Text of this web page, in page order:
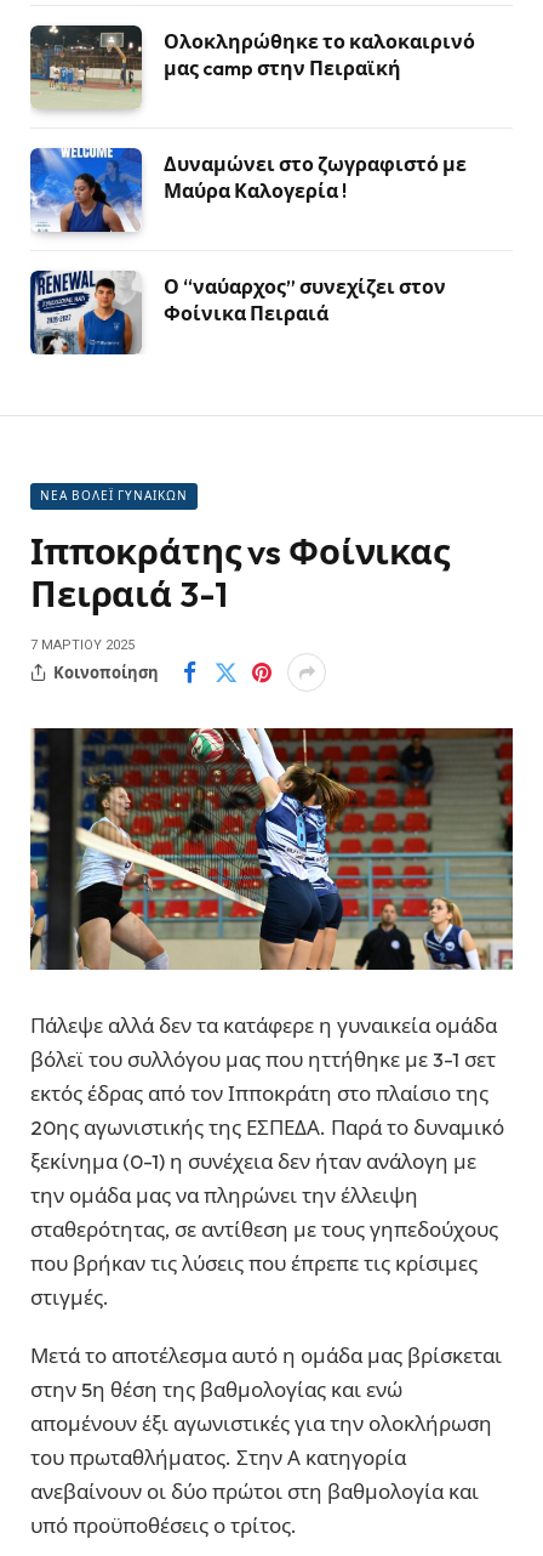
Ολοκληρώθηκε το καλοκαιρινό
μας camp στην Πειραϊκή
Δυναμώνει στο ζωγραφιστό με
Μαύρα Καλογερία !
Ο “ναύαρχος” συνεχίζει στον
Φοίνικα Πειραιά
ΝΕΑ ΒΟΛΕΪ ΓΥΝΑΙΚΩΝ
Ιπποκράτης vs Φοίνικας
Πειραιά 3-1
7 ΜΑΡΤΊΟΥ 2025
Κοινοποίηση
Πάλεψε αλλά δεν τα κατάφερε η γυναικεία ομάδα
βόλεϊ του συλλόγου μας που ηττήθηκε με 3-1 σετ
εκτός έδρας από τον Ιπποκράτη στο πλαίσιο της
20ης αγωνιστικής της ΕΣΠΕΔΑ. Παρά το δυναμικό
ξεκίνημα (0-1) η συνέχεια δεν ήταν ανάλογη με
την ομάδα μας να πληρώνει την έλλειψη
σταθερότητας, σε αντίθεση με τους γηπεδούχους
που βρήκαν τις λύσεις που έπρεπε τις κρίσιμες
στιγμές.
Μετά το αποτέλεσμα αυτό η ομάδα μας βρίσκεται
στην 5η θέση της βαθμολογίας και ενώ
απομένουν έξι αγωνιστικές για την ολοκλήρωση
του πρωταθλήματος. Στην Α κατηγορία
ανεβαίνουν οι δύο πρώτοι στη βαθμολογία και
υπό προϋποθέσεις ο τρίτος.